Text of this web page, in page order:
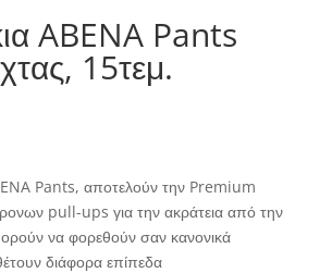
ABENA Pants
15τεμ.
Pants, αποτελούν την Premium
pull-ups για την ακράτεια από την
να φορεθούν σαν κανονικά
διάφορα επίπεδα